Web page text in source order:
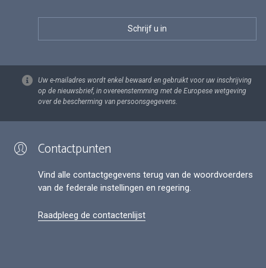
Uw e-mailadres wordt enkel bewaard en gebruikt voor uw inschrijving
op de nieuwsbrief, in overeenstemming met de Europese wetgeving
over de bescherming van persoonsgegevens.
Contactpunten
Vind alle contactgegevens terug van de woordvoerders
van de federale instellingen en regering.
Raadpleeg de contactenlijst